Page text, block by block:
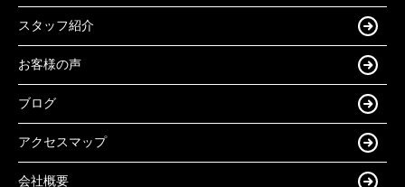
スタッフ紹介
お客様の声
ブログ
アクセスマップ
会社概要